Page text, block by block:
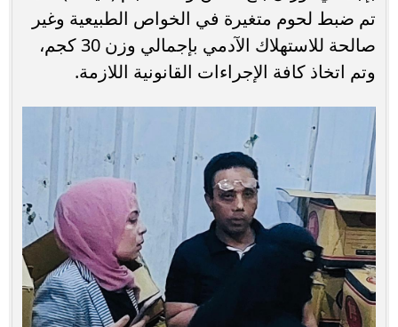
تم ضبط لحوم متغيرة في الخواص الطبيعية وغير
صالحة للاستهلاك الآدمي بإجمالي وزن 30 كجم،
وتم اتخاذ كافة الإجراءات القانونية اللازمة.